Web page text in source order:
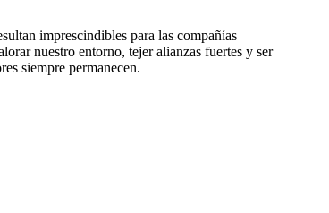
imprescindibles para las compañías
nuestro entorno, tejer alianzas fuertes y ser
siempre permanecen.